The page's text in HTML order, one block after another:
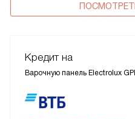
Кредит на
Варочную панель Electrolux